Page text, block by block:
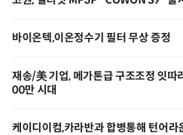
바이온텍,이온정수기 필터 무상 증정
재송/美 기업, 메가톤급 구조조정 잇따라 발표...실업자 4
00만 시대
케이디이컴,카라반과 합병통해 턴어라